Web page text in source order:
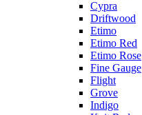
Cypra
Driftwood
Etimo
Etimo Red
Etimo Rose
Fine Gauge
Flight
Grove
Indigo